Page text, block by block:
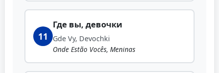
11
Где вы, девочки
Gde Vy, Devochki
Onde Estão Vocês, Meninas